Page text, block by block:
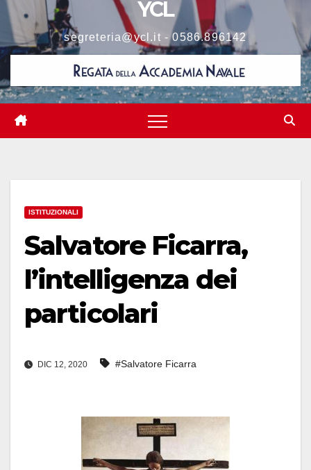
YCL
segreteria@ycl.it - 0586.896142
ISTITUZIONALI
Salvatore Ficarra,
l’intelligenza dei
particolari
DIC 12, 2020 #Salvatore Ficarra